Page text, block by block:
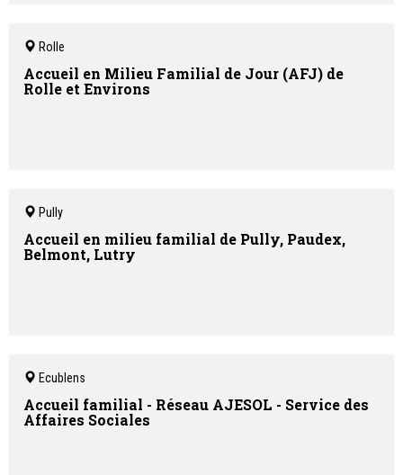
Rolle
Accueil en Milieu Familial de Jour (AFJ) de
Rolle et Environs
Pully
Accueil en milieu familial de Pully, Paudex,
Belmont, Lutry
Ecublens
Accueil familial - Réseau AJESOL - Service des
Affaires Sociales